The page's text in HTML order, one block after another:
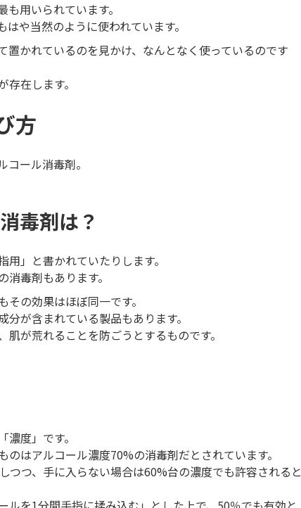
用いられています。
や当然のように使われています。
置かれているのを見かけ、なんとなく使っているのです
在します。
方
ール消毒剤。
毒剤は？
」と書かれていたりします。
毒剤もあります。
の効果はほぼ同一です。
分が含まれている製品もあります。
が荒れることを防ごうとするものです。
度」です。
はアルコール濃度70%の消毒剤だとされています。
つつ、手に入らない場合は60%台の濃度でも許容されると